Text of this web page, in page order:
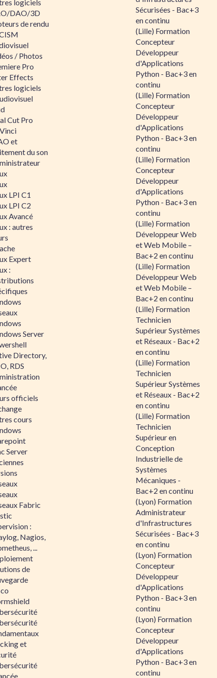
logiciels
DAO/3D
de rendu
/ Photos
Pro
Effects
logiciels
Cut Pro
et
du son
LPI C1
LPI C2
Avancé
: autres
Expert
:
Server
Directory,
RDS
officiels
cours
Server
Fabric
:
Nagios,
...
de
et
Sécurisées - Bac+3
en continu
(Lille) Formation
Concepteur
Développeur
d'Applications
Python - Bac+3 en
continu
(Lille) Formation
Concepteur
Développeur
d'Applications
Python - Bac+3 en
continu
(Lille) Formation
Concepteur
Développeur
d'Applications
Python - Bac+3 en
continu
(Lille) Formation
Développeur Web
et Web Mobile –
Bac+2 en continu
(Lille) Formation
Développeur Web
et Web Mobile –
Bac+2 en continu
(Lille) Formation
Technicien
Supérieur Systèmes
et Réseaux - Bac+2
en continu
(Lille) Formation
Technicien
Supérieur Systèmes
et Réseaux - Bac+2
en continu
(Lille) Formation
Technicien
Supérieur en
Conception
Industrielle de
Systèmes
Mécaniques -
Bac+2 en continu
(Lyon) Formation
Administrateur
d'Infrastructures
Sécurisées - Bac+3
en continu
(Lyon) Formation
Concepteur
Développeur
d'Applications
Python - Bac+3 en
continu
(Lyon) Formation
Concepteur
Développeur
d'Applications
Python - Bac+3 en
continu